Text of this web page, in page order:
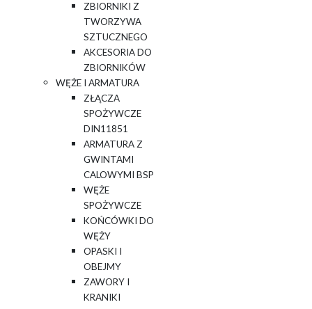
ZBIORNIKI Z
TWORZYWA
SZTUCZNEGO
AKCESORIA DO
ZBIORNIKÓW
WĘŻE I ARMATURA
ZŁĄCZA
SPOŻYWCZE
DIN11851
ARMATURA Z
GWINTAMI
CALOWYMI BSP
WĘŻE
SPOŻYWCZE
KOŃCÓWKI DO
WĘŻY
OPASKI I
OBEJMY
ZAWORY I
KRANIKI